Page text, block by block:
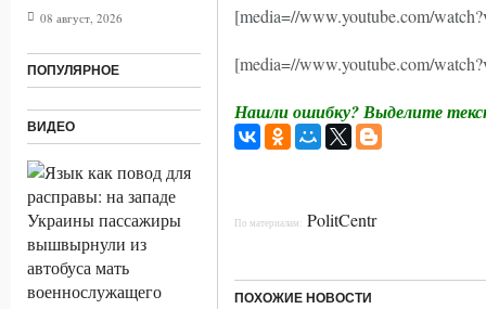
[media=//www.youtube.com/
[media=//www.youtube.com/
Нашли ошибку? Выделите
По материалам: PolitCentr
ПОХОЖИЕ НОВОСТИ
08 август, 2026
ПОПУЛЯРНОЕ
ВИДЕО